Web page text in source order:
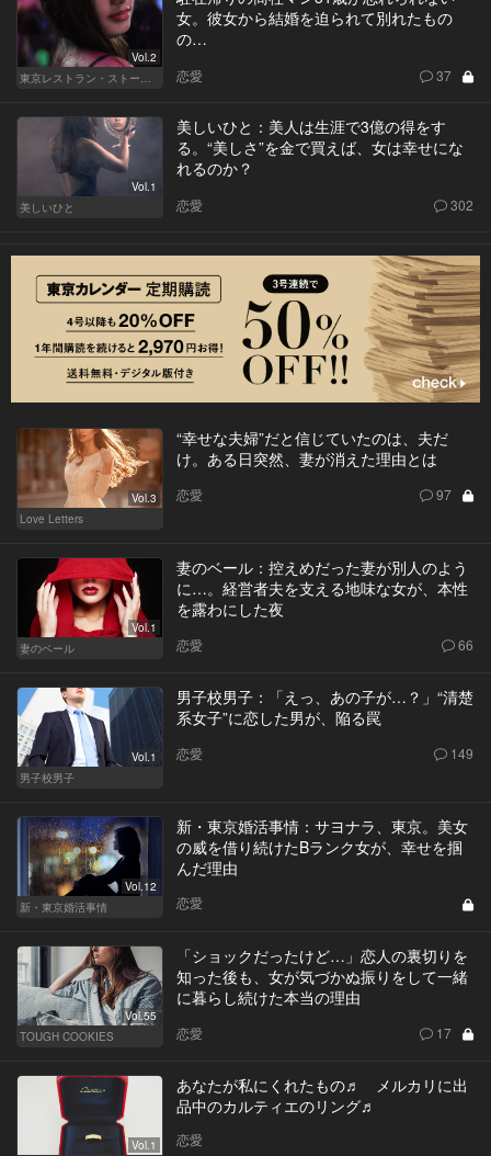
Vol.2
東京レストラン・ストーリー
女。彼女から結婚を迫られて別れたもの
の…
恋愛 37
Vol.1
美しいひと
美しいひと：美人は生涯で3億の得をす
る。“美しさ”を金で買えば、女は幸せにな
れるのか？
恋愛 302
Vol.3
Love Letters
“幸せな夫婦”だと信じていたのは、夫だ
け。ある日突然、妻が消えた理由とは
恋愛 97
Vol.1
妻のベール
妻のベール：控えめだった妻が別人のよう
に…。経営者夫を支える地味な女が、本性
を露わにした夜
恋愛 66
Vol.1
男子校男子
男子校男子：「えっ、あの子が…？」“清楚
系女子”に恋した男が、陥る罠
恋愛 149
Vol.12
新・東京婚活事情
新・東京婚活事情：サヨナラ、東京。美女
の威を借り続けたBランク女が、幸せを掴
んだ理由
恋愛
Vol.55
TOUGH COOKIES
「ショックだったけど…」恋人の裏切りを
知った後も、女が気づかぬ振りをして一緒
に暮らし続けた本当の理由
恋愛 17
Vol.1
あなたが私にくれたもの♬ メルカリに出
品中のカルティエのリング♬
恋愛